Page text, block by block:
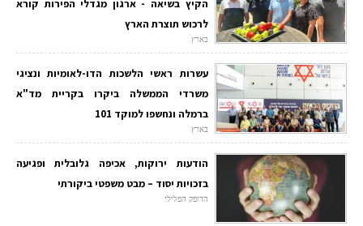
הקיץ בשיאה - ארגון מגדלי הפירות קורא
לרכוש תוצרת הארץ
בארץ
עשרות ראשי הלשכות הדו-לאומיות ונציגי
משרדי הממשלה ביקרו בקריית מד"א
ברמלה ונחשפו למוקד 101
בארץ
הודעות ירוקות, אכיפה גלובלית ופגיעה
בזכויות יסוד – מבט משפטי ביקורתי
הדופק הפלילי